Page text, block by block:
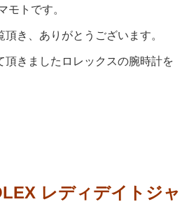
モトです。
き、ありがとうございます。
頂きましたロレックスの腕時計を
レディデイトジャ